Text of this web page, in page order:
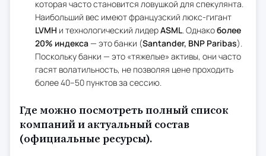
которая часто становится ловушкой для спекулянта.
Наибольший вес имеют французский люкс-гигант
LVMH и технологический лидерASML. Однакоболее
20% индекса— это банки (Santander, BNP Paribas).
Поскольку банки — это «тяжелые» активы, они часто
гасят волатильность, не позволяя цене проходить
более 40–50 пунктов за сессию.
Где можно посмотреть полный список
компаний и актуальный состав
(официальные ресурсы).